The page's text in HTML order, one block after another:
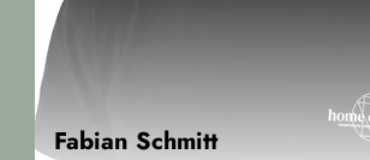
Fabian Schmitt